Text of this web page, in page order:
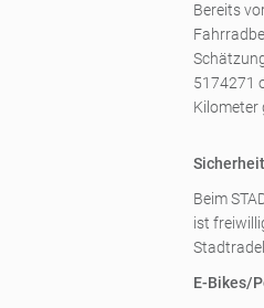
Bereits
5174271
Kilometer
Beim
ist
E-Bikes/